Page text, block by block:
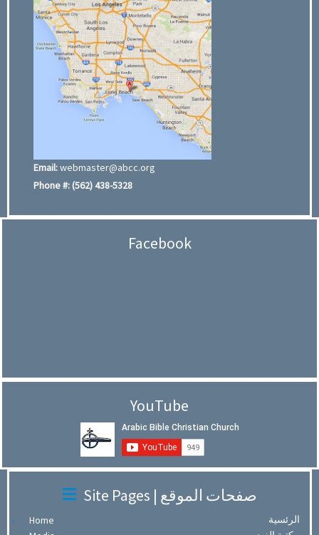
Email:webmaster@abcc.org
Phone #:(562) 438-5328
Facebook
YouTube
Site Pages | صفحات الموقع
Home
الرئسية